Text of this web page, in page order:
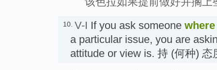
10. V-I If you ask someone where
a particular issue, you are
attitude or view is. 持 (何种)